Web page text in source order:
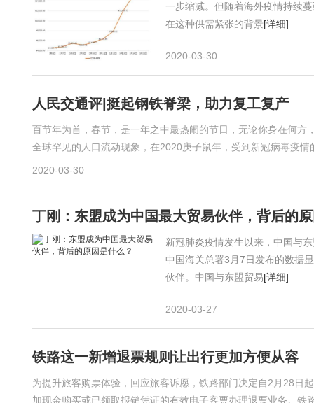
一步缩减。但随着海外疫情持续
在这种供需紧张的背景[详细]
2020-03-30
人民交通评|挺起钢铁脊梁，助力复工复产
百节年为首，春节，是一年之中最热闹的节日，无论你身在何
全球罕见的人口流动现象，在2020庚子鼠年，受到新冠病毒疫
2020-03-30
丁刚：东盟成为中国最大贸易伙伴，背后的
新冠肺炎疫情发生以来，中国与
中国海关总署3月7日发布的数据
伙伴。中国与东盟贸易[详细]
2020-03-27
铁路这一新增退票规则让出行更加方便从容
为提升旅客购票体验，回应旅客诉愿，铁路部门决定自2月28日
加现金购买或已领取报销凭证的有效电子客票办理退票业务。铁